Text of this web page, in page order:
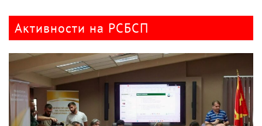
Активности на РСБСП